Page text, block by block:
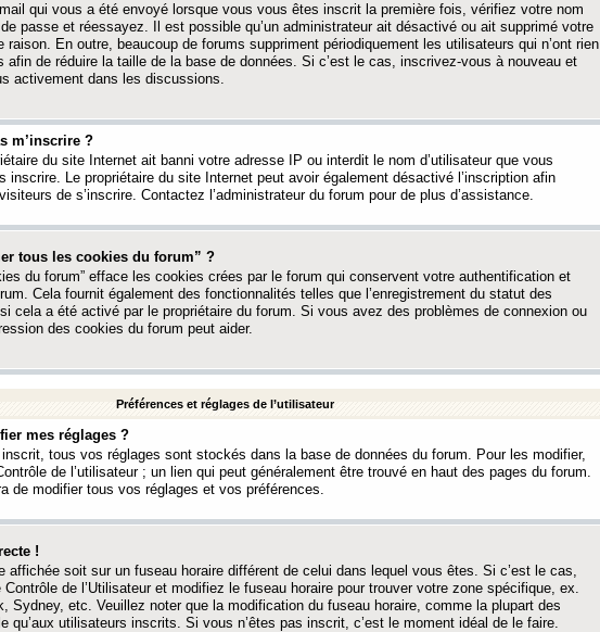
qui vous a été envoyé lorsque vous vous êtes inscrit la première fois, vérifiez votre nom
passe et réessayez. Il est possible qu’un administrateur ait désactivé ou ait supprimé votre
raison. En outre, beaucoup de forums suppriment périodiquement les utilisateurs qui n’ont rien
afin de réduire la taille de la base de données. Si c’est le cas, inscrivez-vous à nouveau et
activement dans les discussions.
m’inscrire ?
du site Internet ait banni votre adresse IP ou interdit le nom d’utilisateur que vous
inscrire. Le propriétaire du site Internet peut avoir également désactivé l’inscription afin
de s’inscrire. Contactez l’administrateur du forum pour de plus d’assistance.
tous les cookies du forum” ?
du forum” efface les cookies crées par le forum qui conservent votre authentification et
Cela fournit également des fonctionnalités telles que l’enregistrement du statut des
cela a été activé par le propriétaire du forum. Si vous avez des problèmes de connexion ou
des cookies du forum peut aider.
Préférences et réglages de l’utilisateur
mes réglages ?
tous vos réglages sont stockés dans la base de données du forum. Pour les modifier,
de l’utilisateur ; un lien qui peut généralement être trouvé en haut des pages du forum.
de modifier tous vos réglages et vos préférences.
!
affichée soit sur un fuseau horaire différent de celui dans lequel vous êtes. Si c’est le cas,
de l’Utilisateur et modifiez le fuseau horaire pour trouver votre zone spécifique, ex.
Sydney, etc. Veuillez noter que la modification du fuseau horaire, comme la plupart des
qu’aux utilisateurs inscrits. Si vous n’êtes pas inscrit, c’est le moment idéal de le faire.